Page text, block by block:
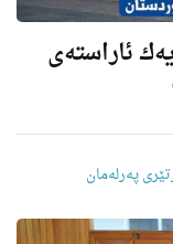
ئاراستەی
پەرلەمان